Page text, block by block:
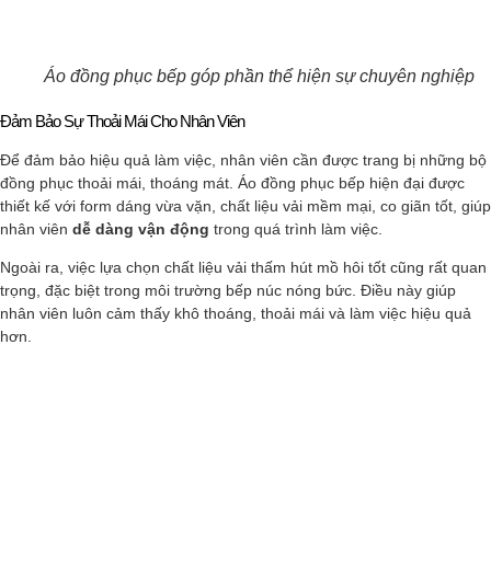
Áo đồng phục bếp góp phần thể hiện sự chuyên nghiệp
Đảm Bảo Sự Thoải Mái Cho Nhân Viên
Để đảm bảo hiệu quả làm việc, nhân viên cần được trang bị những bộ
đồng phục thoải mái, thoáng mát. Áo đồng phục bếp hiện đại được
thiết kế với form dáng vừa vặn, chất liệu vải mềm mại, co giãn tốt, giúp
nhân viên dễ dàng vận động trong quá trình làm việc.
Ngoài ra, việc lựa chọn chất liệu vải thấm hút mồ hôi tốt cũng rất quan
trọng, đặc biệt trong môi trường bếp núc nóng bức. Điều này giúp
nhân viên luôn cảm thấy khô thoáng, thoải mái và làm việc hiệu quả
hơn.